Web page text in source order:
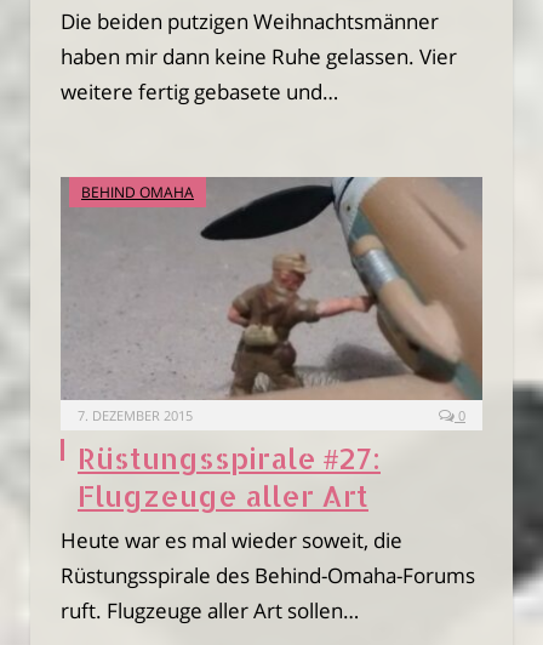
Die beiden putzigen Weihnachtsmänner
haben mir dann keine Ruhe gelassen. Vier
weitere fertig gebasete und…
BEHIND OMAHA
7. DEZEMBER 2015 0
Rüstungsspirale #27:
Flugzeuge aller Art
Heute war es mal wieder soweit, die
Rüstungsspirale des Behind-Omaha-Forums
ruft. Flugzeuge aller Art sollen…